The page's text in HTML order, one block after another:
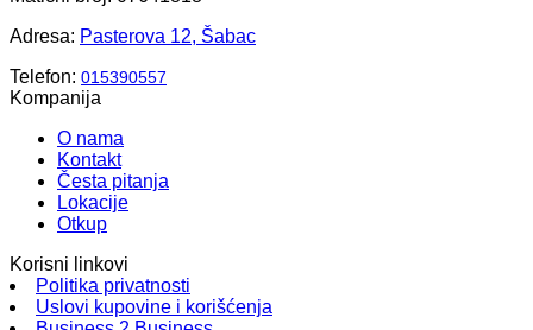
Adresa: Pasterova 12, Šabac
Telefon: 015390557
Kompanija
O nama
Kontakt
Česta pitanja
Lokacije
Otkup
Korisni linkovi
Politika privatnosti
Uslovi kupovine i korišćenja